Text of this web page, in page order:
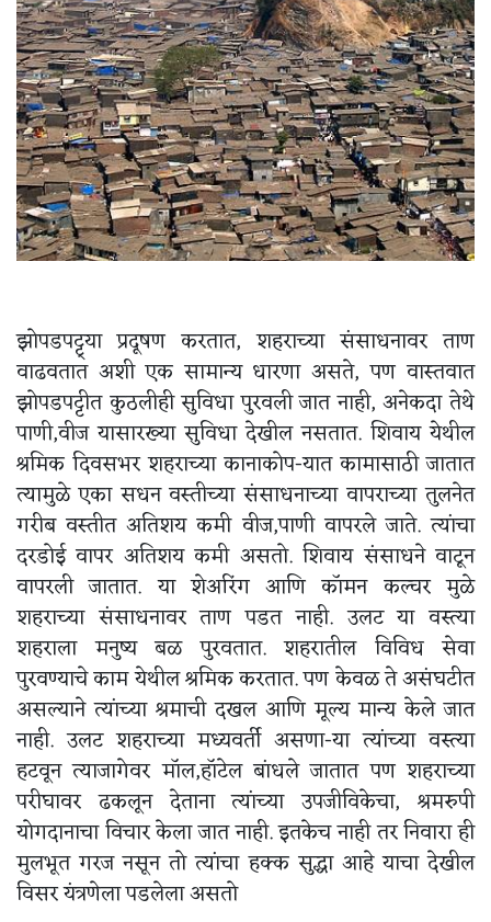
झोपडपट्ट्या प्रदूषण करतात, शहराच्या संसाधनावर ताण
वाढवतात अशी एक सामान्य धारणा असते, पण वास्तवात
झोपडपट्टीत कुठलीही सुविधा पुरवली जात नाही, अनेकदा तेथे
पाणी,वीज यासारख्या सुविधा देखील नसतात. शिवाय येथील
श्रमिक दिवसभर शहराच्या कानाकोप-यात कामासाठी जातात
त्यामुळे एका सधन वस्तीच्या संसाधनाच्या वापराच्या तुलनेत
गरीब वस्तीत अतिशय कमी वीज,पाणी वापरले जाते. त्यांचा
दरडोई वापर अतिशय कमी असतो. शिवाय संसाधने वाटून
वापरली जातात. या शेअरिंग आणि कॉमन कल्चर मुळे
शहराच्या संसाधनावर ताण पडत नाही. उलट या वस्त्या
शहराला मनुष्य बळ पुरवतात. शहरातील विविध सेवा
पुरवण्याचे काम येथील श्रमिक करतात. पण केवळ ते असंघटीत
असल्याने त्यांच्या श्रमाची दखल आणि मूल्य मान्य केले जात
नाही. उलट शहराच्या मध्यवर्ती असणा-या त्यांच्या वस्त्या
हटवून त्याजागेवर मॉल,हॉटेल बांधले जातात पण शहराच्या
परीघावर ढकलून देताना त्यांच्या उपजीविकेचा, श्रमरुपी
योगदानाचा विचार केला जात नाही. इतकेच नाही तर निवारा ही
मुलभूत गरज नसून तो त्यांचा हक्क सुद्धा आहे याचा देखील
विसर यंत्रणेला पडलेला असतो